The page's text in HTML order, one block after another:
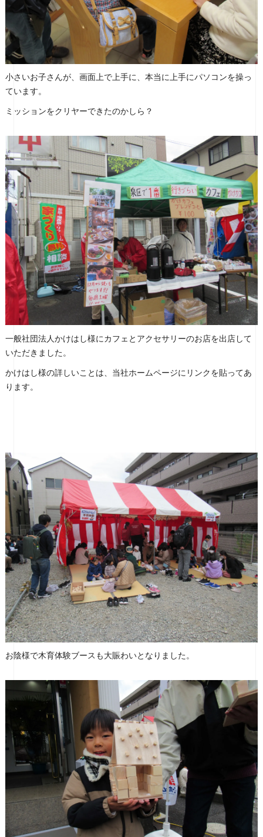
小さいお子さんが、画面上で上手に、本当に上手にパソコンを操っ
ています。
ミッションをクリヤーできたのかしら？
一般社団法人かけはし様にカフェとアクセサリーのお店を出店して
いただきました。
かけはし様の詳しいことは、当社ホームページにリンクを貼ってあ
ります。
お陰様で木育体験ブースも大賑わいとなりました。